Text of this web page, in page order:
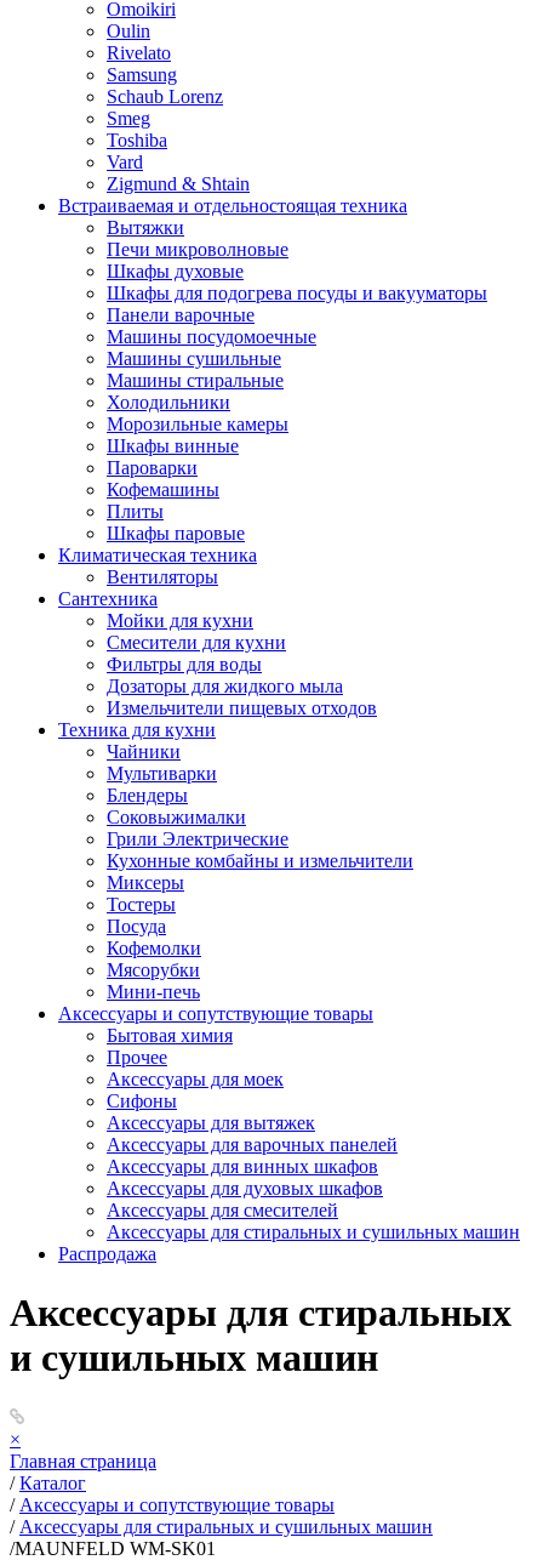
Omoikiri
Oulin
Rivelato
Samsung
Schaub Lorenz
Smeg
Toshiba
Vard
Zigmund & Shtain
Встраиваемая и отдельностоящая техника
Вытяжки
Печи микроволновые
Шкафы духовые
Шкафы для подогрева посуды и вакууматоры
Панели варочные
Машины посудомоечные
Машины сушильные
Машины стиральные
Холодильники
Морозильные камеры
Шкафы винные
Пароварки
Кофемашины
Плиты
Шкафы паровые
Климатическая техника
Вентиляторы
Сантехника
Мойки для кухни
Смесители для кухни
Фильтры для воды
Дозаторы для жидкого мыла
Измельчители пищевых отходов
Техника для кухни
Чайники
Мультиварки
Блендеры
Соковыжималки
Грили Электрические
Кухонные комбайны и измельчители
Миксеры
Тостеры
Посуда
Кофемолки
Мясорубки
Мини-печь
Аксессуары и сопутствующие товары
Бытовая химия
Прочее
Аксессуары для моек
Сифоны
Аксессуары для вытяжек
Аксессуары для варочных панелей
Аксессуары для винных шкафов
Аксессуары для духовых шкафов
Аксессуары для смесителей
Аксессуары для стиральных и сушильных машин
Распродажа
Аксессуары для стиральных
и сушильных машин
×
Главная страница
/ Каталог
/ Аксессуары и сопутствующие товары
/ Аксессуары для стиральных и сушильных машин
/MAUNFELD WM-SK01